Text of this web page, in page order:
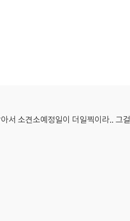
서 소견소예정일이 더일찍이라.. 그걸